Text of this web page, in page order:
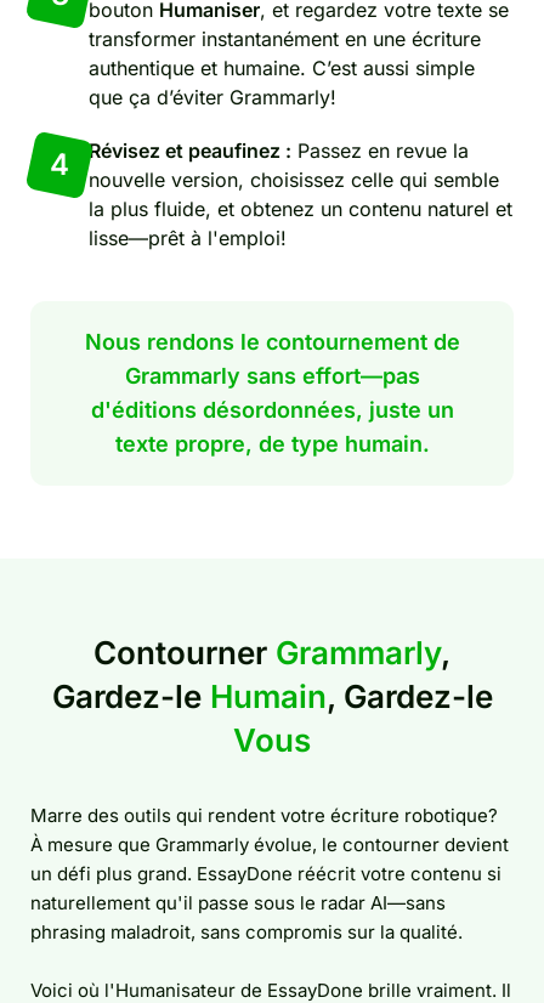
bouton Humaniser, et regardez votre texte se
transformer instantanément en une écriture
authentique et humaine. C’est aussi simple
que ça d’éviter Grammarly!
4 Révisez et peaufinez : Passez en revue la
nouvelle version, choisissez celle qui semble
la plus fluide, et obtenez un contenu naturel et
lisse—prêt à l'emploi!
Nous rendons le contournement de
Grammarly sans effort—pas
d'éditions désordonnées, juste un
texte propre, de type humain.
Contourner Grammarly,
Gardez-le Humain, Gardez-le
Vous
Marre des outils qui rendent votre écriture robotique?
À mesure que Grammarly évolue, le contourner devient
un défi plus grand. EssayDone réécrit votre contenu si
naturellement qu'il passe sous le radar AI—sans
phrasing maladroit, sans compromis sur la qualité.
Voici où l'Humanisateur de EssayDone brille vraiment. Il